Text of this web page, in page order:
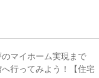
マイホーム実現まで
行ってみよう！【住宅